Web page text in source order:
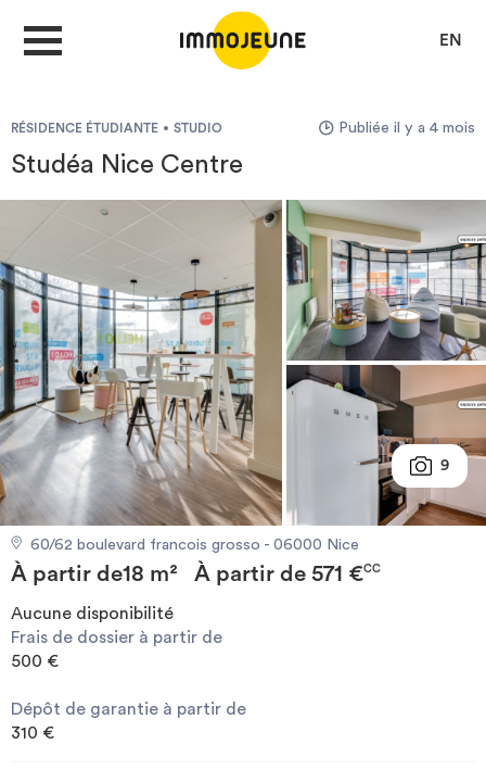
EN
DÉPOSER UNE ANNONCE
Je cherche un logement
Je propose un bien
Villes
Investir
Blog
RÉSIDENCE ÉTUDIANTE STUDIO Publiée il y a 4 mois
Studéa Nice Centre
9
60/62 boulevard francois grosso - 06000 Nice
À partir de18 m² À partir de 571 €CC
Aucune disponibilité
Frais de dossier à partir de
500 €
Dépôt de garantie à partir de
310 €